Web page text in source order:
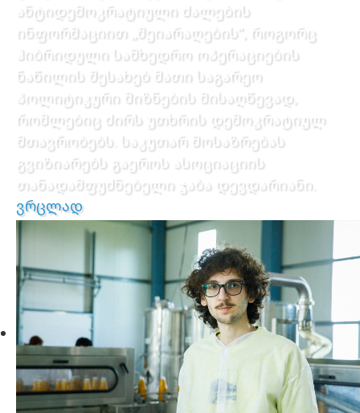
ანტიდემოკრატიული ძალების
ინფორმაციით „შეიარაღების”, როგორც
ჰიბრიდული სამხედრო ოპერაციების
ნაწილის შესახებ მათი საგარეო
პოლიტიკური მიზნების მისაღწევად,
რომლებიც ძირს უთხრის დემოკრატიულ
მთავრობებს. საკუთარ მოსაზრებას
გვიზიარებს გაეროს ასოციაციის
თანადამფუძნებელი ჯაბა დევდარიანი.
ვრცლად